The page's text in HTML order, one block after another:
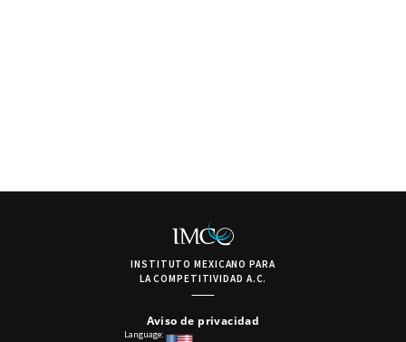
INSTITUTO MEXICANO PARA
LA COMPETITIVIDAD A.C.
Aviso de privacidad
Language: